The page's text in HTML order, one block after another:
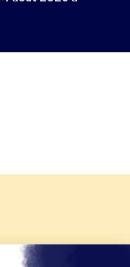
2026 de KTO